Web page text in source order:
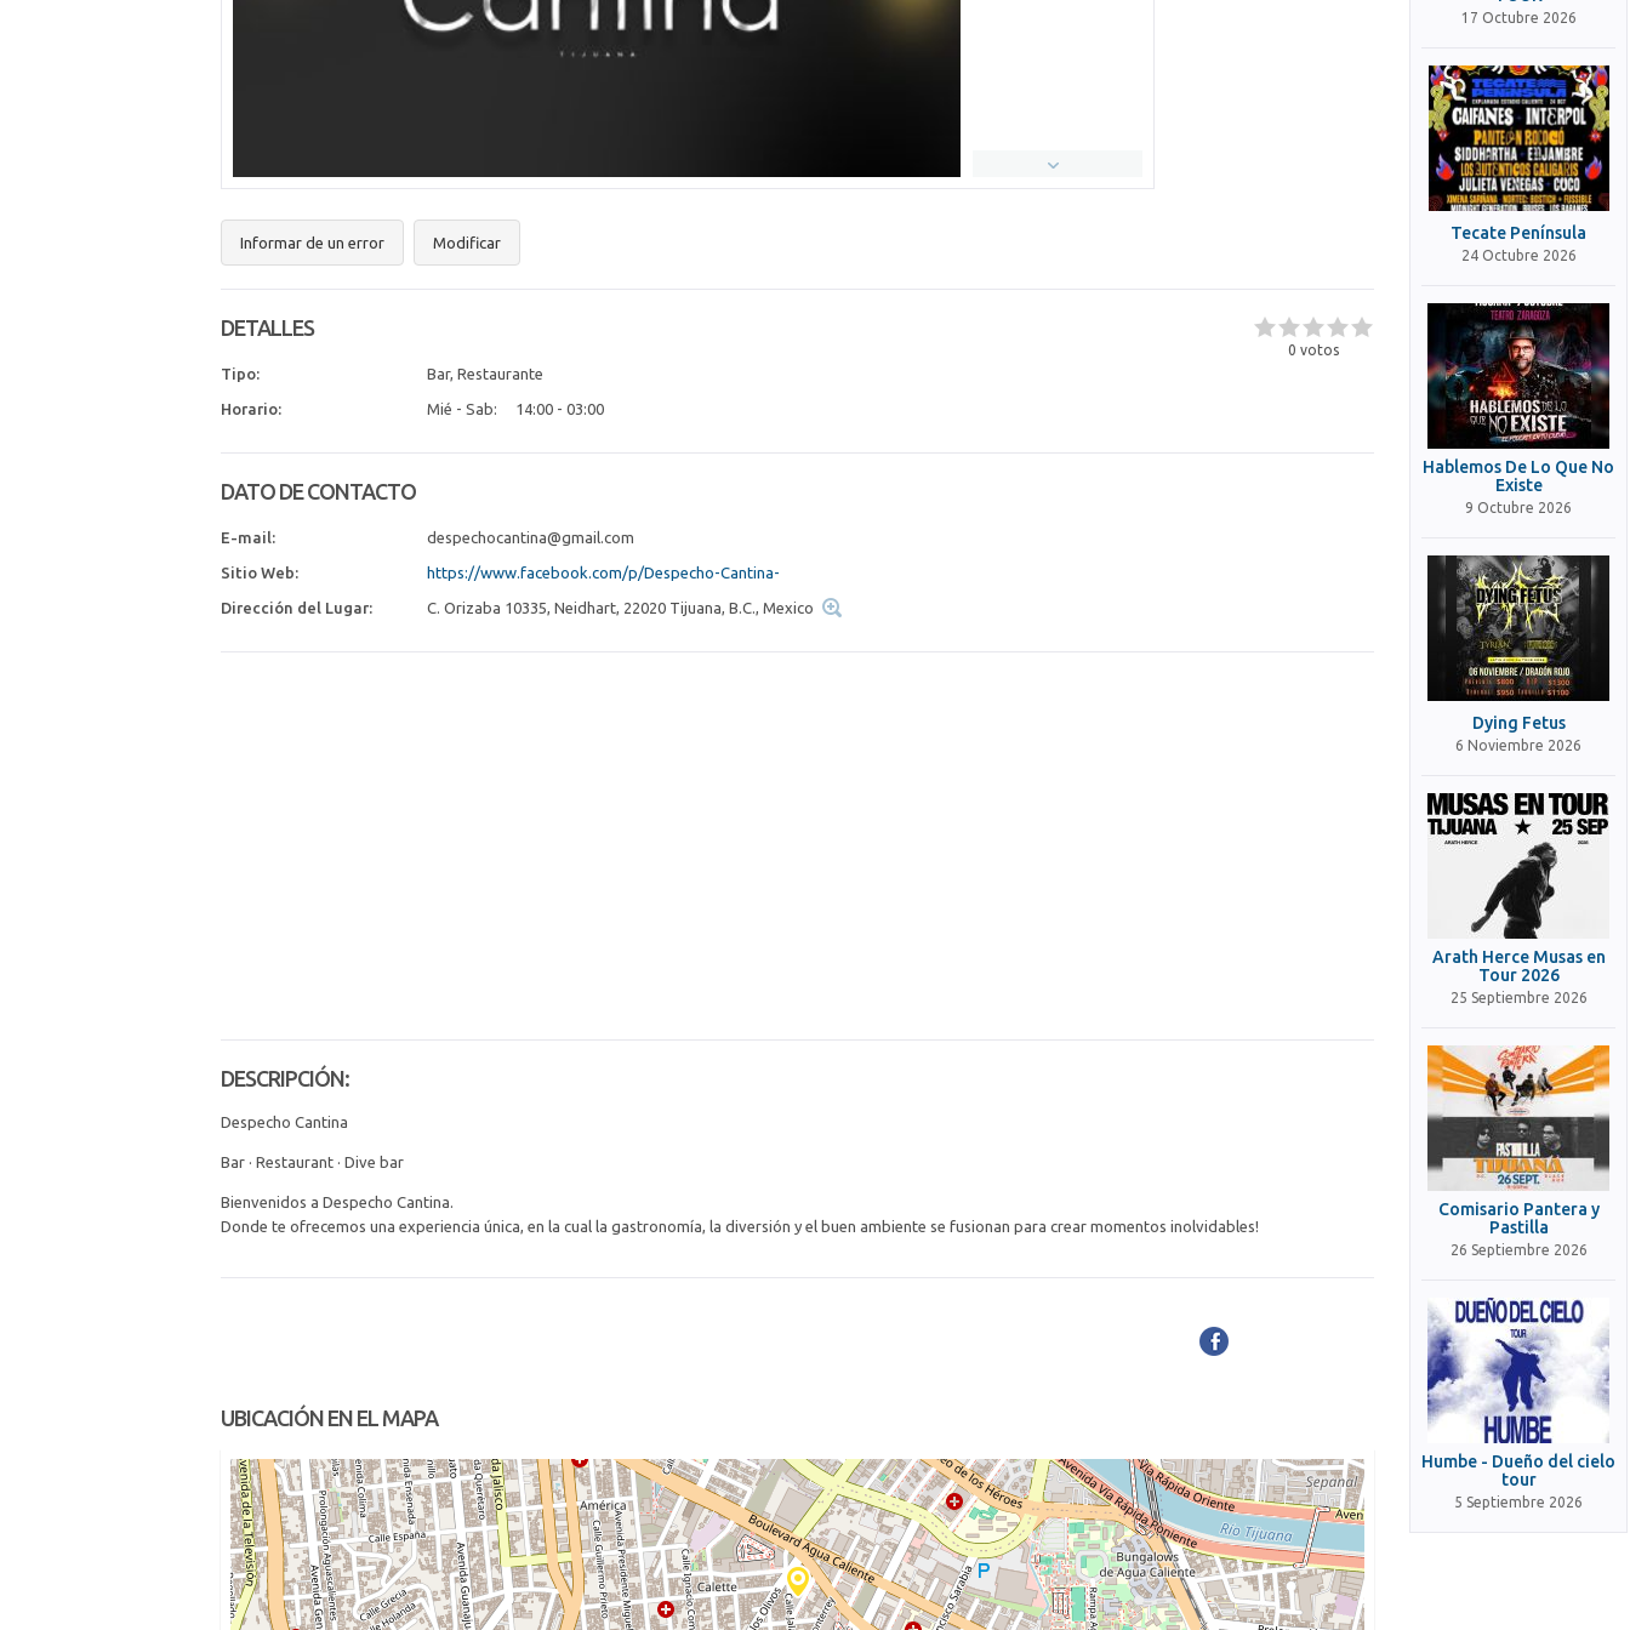
Informar de un error Modificar
0 votos
DETALLES
Tipo: Bar, Restaurante
Horario: Mié - Sab: 14:00 - 03:00
DATO DE CONTACTO
E-mail: despechocantina@gmail.com
Sitio Web: https://www.facebook.com/p/Despecho-Cantina-
Dirección del Lugar: C. Orizaba 10335, Neidhart, 22020 Tijuana, B.C., Mexico
DESCRIPCIÓN:
Despecho Cantina
Bar · Restaurant · Dive bar
Bienvenidos a Despecho Cantina.
Donde te ofrecemos una experiencia única, en la cual la gastronomía, la diversión y el buen ambiente se fusionan para crear momentos inolvidables!
UBICACIÓN EN EL MAPA
17 Octubre 2026
Tecate Península
24 Octubre 2026
Hablemos De Lo Que No
Existe
9 Octubre 2026
Dying Fetus
6 Noviembre 2026
Arath Herce Musas en
Tour 2026
25 Septiembre 2026
Comisario Pantera y
Pastilla
26 Septiembre 2026
Humbe - Dueño del cielo
tour
5 Septiembre 2026